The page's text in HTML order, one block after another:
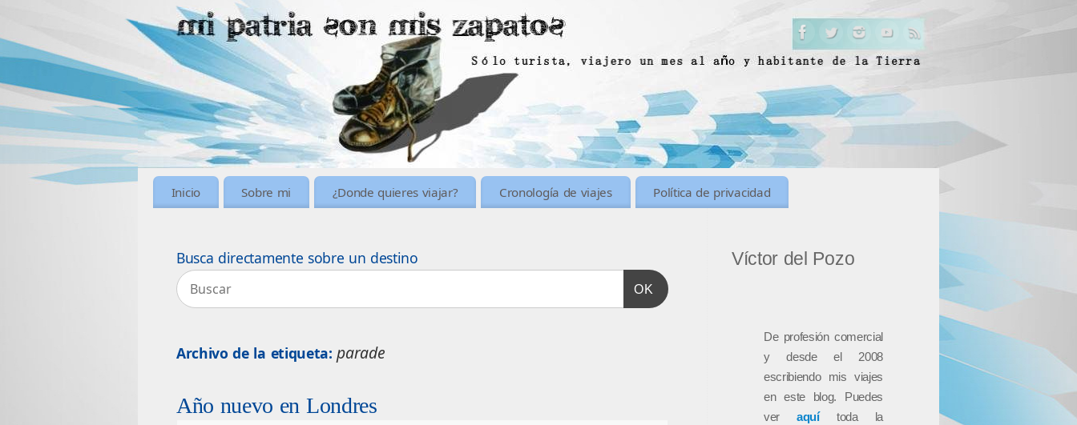
Inicio Sobre mi ¿Donde quieres viajar? Cronología de viajes Política de privacidad
Busca directamente sobre un destino
OK
Archivo de la etiqueta:parade
Año nuevo en Londres
Víctor del Pozo
De profesión comercial
y desde el 2008
escribiendo mis viajes
en este blog. Puedes
veraquítoda la